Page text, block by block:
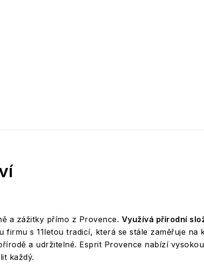
a zážitky přímo z Provence. Využívá přírodní
s 11letou tradicí, která se stále zaměřuje na
a udržitelné. Esprit Provence nabízí
každý.